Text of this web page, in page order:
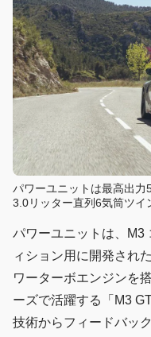
パワーユニットは最高出
3.0リッター直列6気筒ツイ
パワーユニットは、M3
ィション用に開発され
ワーターボエンジンを
ーズで活躍する「M3
技術からフィードバッ